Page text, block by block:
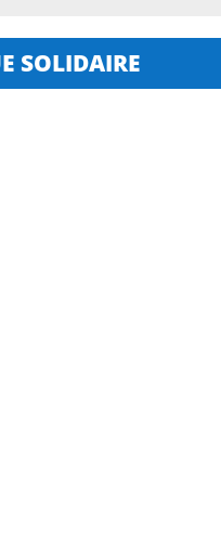
SOLIDAIRE